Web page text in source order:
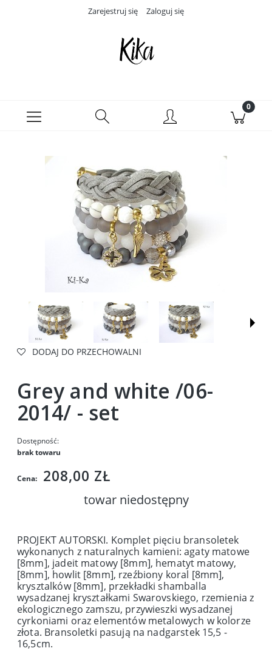
Zarejestruj się Zaloguj się
DODAJ DO PRZECHOWALNI
Grey and white /06-
2014/ - set
Dostępność:
brak towaru
Cena: 208,00 ZŁ
towar niedostępny
PROJEKT AUTORSKI. Komplet pięciu bransoletek
wykonanych z naturalnych kamieni: agaty matowe
[8mm], jadeit matowy [8mm], hematyt matowy,
[8mm], howlit [8mm], rzeźbiony koral [8mm],
krysztalków [8mm], przekładki shamballa
wysadzanej kryształkami Swarovskiego, rzemienia z
ekologicznego zamszu, przywieszki wysadzanej
cyrkoniami oraz elementów metalowych w kolorze
złota. Bransoletki pasują na nadgarstek 15,5 -
16,5cm.